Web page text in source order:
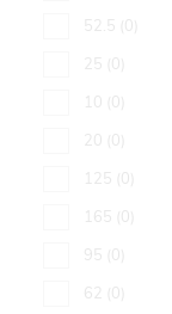
0
0
10
0
20
0
0
165
0
95
0
62
0